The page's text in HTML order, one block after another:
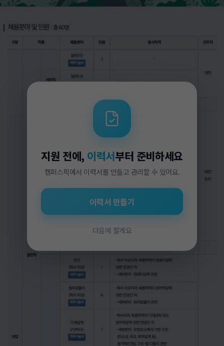
지원 전에, 이력서부터 준비하세요
캠퍼스픽에서 이력서를 만들고 관리할 수 있어요.
이력서 만들기
다음에 할게요